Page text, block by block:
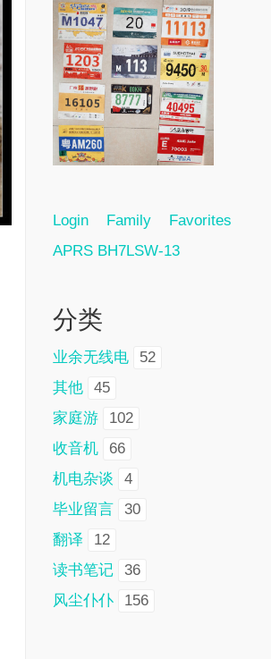
Login Family
Favorites
APRS BH7LSW-13
分类
业余无线电
52
其他
45
家庭游
102
收音机
66
机电杂谈
4
毕业留言
30
翻译
12
读书笔记
36
风尘仆仆
156